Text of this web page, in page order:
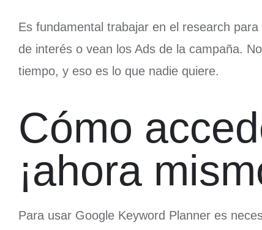
Es fundamental trabajar en el research
de interés o vean los Ads de la campaña.
tiempo, y eso es lo que nadie quiere.
Cómo
¡ahora
Para usar Google Keyword Planner es